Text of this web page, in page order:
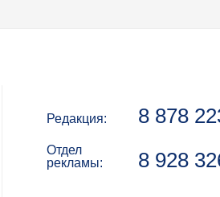
Редакция: 8 878
Отдел
рекламы:
8 928